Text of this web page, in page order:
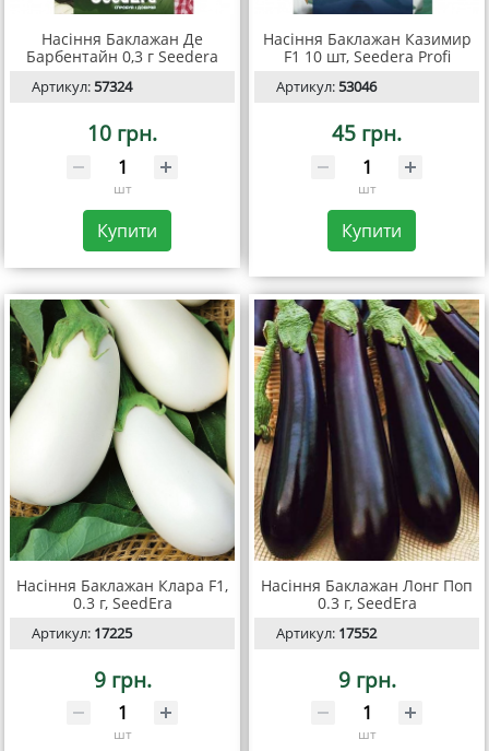
Насіння Баклажан Де
Барбентайн 0,3 г Seedera
Артикул:57324
10 грн.
шт
Купити
Насіння Баклажан Казимир
F1 10 шт, Seedera Profi
Артикул:53046
45 грн.
шт
Купити
Насіння Баклажан Клара F1,
0.3 г, SeedEra
Артикул: 17225
9 грн.
шт
Насіння Баклажан Лонг Поп
0.3 г, SeedEra
Артикул: 17552
9 грн.
шт